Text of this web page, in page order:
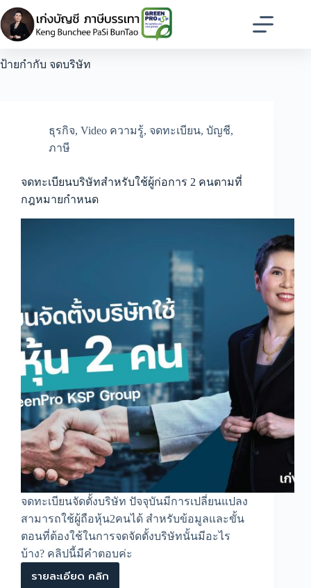
Skip
to
content
ป้ายกำกับ จดบริษัท
ธุรกิจ, Video ความรู้, จดทะเบียน, บัญชี,
ภาษี
จดทะเบียนบริษัทสำหรับใช้ผู้ก่อการ 2 คนตามที่
กฎหมายกำหนด
จดทะเบียนจัดตั้งบริษัท ปัจจุบันมีการเปลี่ยนแปลง
สามารถใช้ผู้ถือหุ้น2คนได้ สำหรับข้อมูลและขั้น
ตอนที่ต้องใช้ในการจดจัดตั้งบริษัทนั้นมีอะไร
บ้าง? คลิปนี้มีคำตอบค่ะ
รายละเอียด คลิก
จด